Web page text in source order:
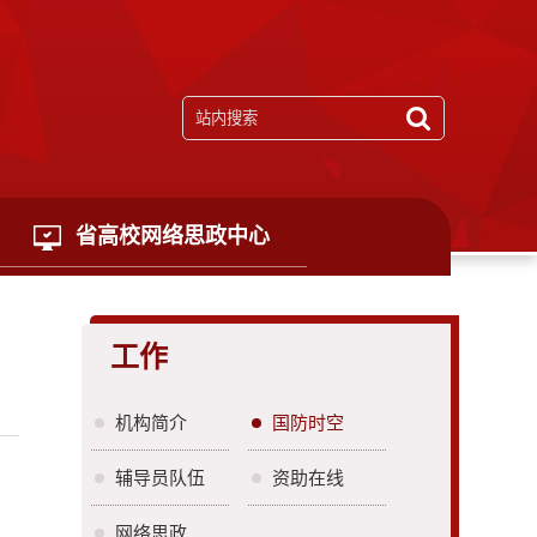
省高校网络思政中心
工作
机构简介 国防时空
辅导员队伍 资助在线
网络思政